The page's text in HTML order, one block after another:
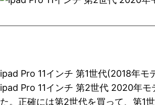
ipad Pro 11インチ 第1世代(2018年モ
ipad Pro 11インチ 第2世代 2020年モ
た。正確には第2世代を買って、第1